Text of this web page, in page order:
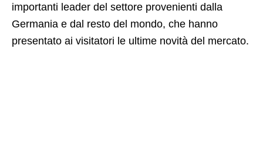
importanti leader del settore provenienti dalla
Germania e dal resto del mondo, che hanno
presentato ai visitatori le ultime novità del mercato.